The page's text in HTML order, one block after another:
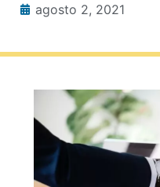
agosto 2, 2021